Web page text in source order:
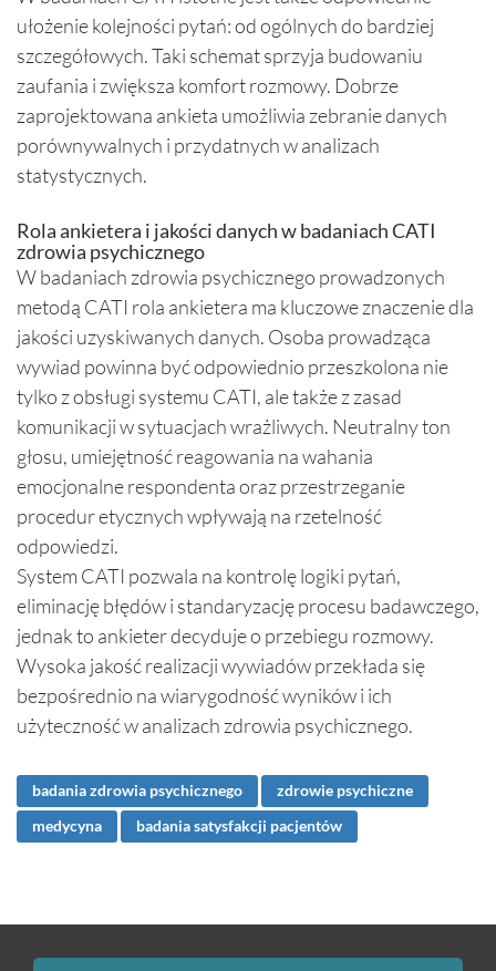
ułożenie kolejności pytań: od ogólnych do bardziej
szczegółowych. Taki schemat sprzyja budowaniu
zaufania i zwiększa komfort rozmowy. Dobrze
zaprojektowana ankieta umożliwia zebranie danych
porównywalnych i przydatnych w analizach
statystycznych.
Rola ankietera i jakości danych w badaniach CATI
zdrowia psychicznego
W badaniach zdrowia psychicznego prowadzonych
metodą CATI rola ankietera ma kluczowe znaczenie dla
jakości uzyskiwanych danych. Osoba prowadząca
wywiad powinna być odpowiednio przeszkolona nie
tylko z obsługi systemu CATI, ale także z zasad
komunikacji w sytuacjach wrażliwych. Neutralny ton
głosu, umiejętność reagowania na wahania
emocjonalne respondenta oraz przestrzeganie
procedur etycznych wpływają na rzetelność
odpowiedzi.
System CATI pozwala na kontrolę logiki pytań,
eliminację błędów i standaryzację procesu badawczego,
jednak to ankieter decyduje o przebiegu rozmowy.
Wysoka jakość realizacji wywiadów przekłada się
bezpośrednio na wiarygodność wyników i ich
użyteczność w analizach zdrowia psychicznego.
badania zdrowia psychicznego
zdrowie psychiczne
medycyna
badania satysfakcji pacjentów